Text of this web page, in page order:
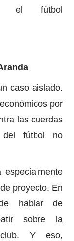
el fútbol
caso aislado.
por
las cuerdas
del fútbol no
especialmente
proyecto. En
hablar de
sobre la
club. Y eso,